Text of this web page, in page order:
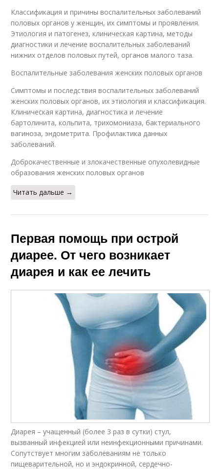
Классификация и причины воспалительных заболеваний
половых органов у женщин, их симптомы и проявления.
Этиология и патогенез, клиническая картина, методы
диагностики и лечение воспалительных заболеваний
нижних отделов половых путей, органов малого таза.
Воспалительные заболевания женских половых органов
Симптомы и последствия воспалительных заболеваний
женских половых органов, их этиология и классификация.
Клиническая картина, диагностика и лечение
бартолинита, кольпита, трихомониаза, бактериального
вагиноза, эндометрита. Профилактика данных
заболеваний.
Доброкачественные и злокачественные опухолевидные
образования женских половых органов
Читать дальше →
Первая помощь при острой
диарее. От чего возникает
диарея и как ее лечить
Диарея – учащенный (более 3 раз в сутки) стул,
вызванный инфекцией или неинфекционными причинами.
Сопутствует многим заболеваниям не только
пищеварительной, но и эндокринной, сердечно-